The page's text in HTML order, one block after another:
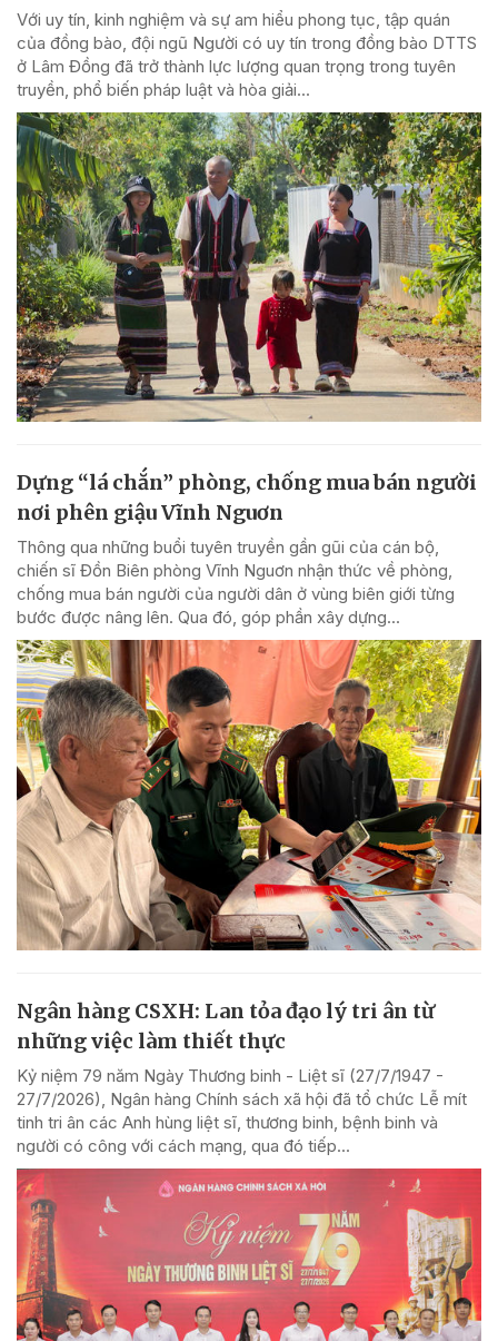
Với uy tín, kinh nghiệm và sự am hiểu phong tục, tập quán
của đồng bào, đội ngũ Người có uy tín trong đồng bào DTTS
ở Lâm Đồng đã trở thành lực lượng quan trọng trong tuyên
truyền, phổ biến pháp luật và hòa giải...
Dựng “lá chắn” phòng, chống mua bán người
nơi phên giậu Vĩnh Nguơn
Thông qua những buổi tuyên truyền gần gũi của cán bộ,
chiến sĩ Đồn Biên phòng Vĩnh Nguơn nhận thức về phòng,
chống mua bán người của người dân ở vùng biên giới từng
bước được nâng lên. Qua đó, góp phần xây dựng...
Ngân hàng CSXH: Lan tỏa đạo lý tri ân từ
những việc làm thiết thực
Kỷ niệm 79 năm Ngày Thương binh - Liệt sĩ (27/7/1947 -
27/7/2026), Ngân hàng Chính sách xã hội đã tổ chức Lễ mít
tinh tri ân các Anh hùng liệt sĩ, thương binh, bệnh binh và
người có công với cách mạng, qua đó tiếp...